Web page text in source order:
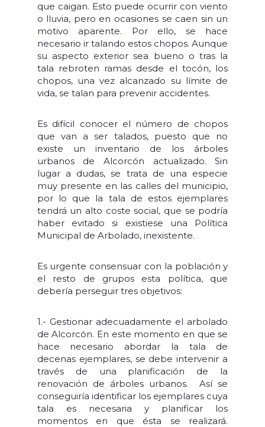
que caigan. Esto puede ocurrir con viento
o lluvia, pero en ocasiones se caen sin un
motivo aparente. Por ello, se hace
necesario ir talando estos chopos. Aunque
su aspecto exterior sea bueno o tras la
tala rebroten ramas desde el tocón, los
chopos, una vez alcanzado su límite de
vida, se talan para prevenir accidentes.
Es difícil conocer el número de chopos
que van a ser talados, puesto que no
existe un inventario de los árboles
urbanos de Alcorcón actualizado. Sin
lugar a dudas, se trata de una especie
muy presente en las calles del municipio,
por lo que la tala de estos ejemplares
tendrá un alto coste social, que se podría
haber evitado si existiese una Política
Municipal de Arbolado, inexistente.
Es urgente consensuar con la población y
el resto de grupos esta política, que
debería perseguir tres objetivos:
1.- Gestionar adecuadamente el arbolado
de Alcorcón. En este momento en que se
hace necesario abordar la tala de
decenas ejemplares, se debe intervenir a
través de una planificación de la
renovación de árboles urbanos. Así se
conseguiría identificar los ejemplares cuya
tala es necesaria y planificar los
momentos en que ésta se realizará.